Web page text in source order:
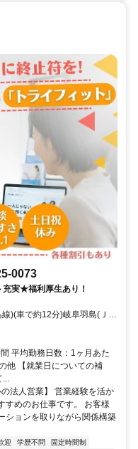
0073
充実★福利厚生あり！
)(車で約12分)岐阜羽島(ＪＲ
道本線/養老鉄道)(車で約18
平均勤務日数：1ヶ月あた
他 【就業日についての補
...
法人営業】 営業経験を活か
すめのお仕事です。 お客様
ションを取りながら関係構築
迎 学歴不問
固定時間制